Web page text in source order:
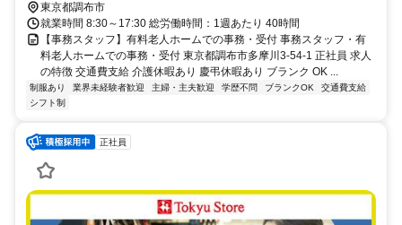
東京都調布市
就業時間 8:30～17:30 総労働時間：1週あたり 40時間
【事務スタッフ】有料老人ホームでの事務・受付 事務スタッフ・有
料老人ホームでの事務・受付 東京都調布市多摩川3-54-1 正社員 求人
の特徴 交通費支給 介護休暇あり 慶弔休暇あり ブランク OK ...
制服あり 業界未経験者歓迎 主婦・主夫歓迎 学歴不問 ブランクOK
交通費支給
シフト制
正社員